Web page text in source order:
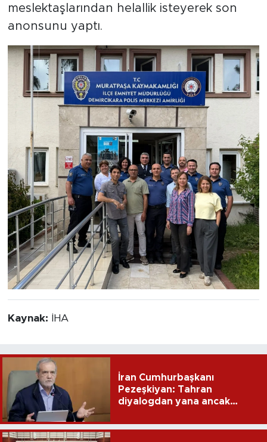
meslektaşlarından helallik isteyerek son
anonsunu yaptı.
Kaynak: İHA
İran Cumhurbaşkanı
Pezeşkiyan: Tahran
diyalogdan yana ancak